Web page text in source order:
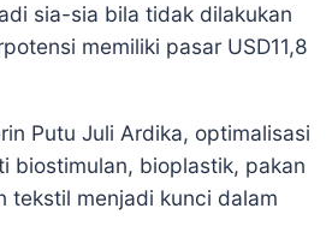
sia-sia bila tidak dilakukan
memiliki pasar USD11,8
Putu Juli Ardika, optimalisasi
biostimulan, bioplastik, pakan
tekstil menjadi kunci dalam